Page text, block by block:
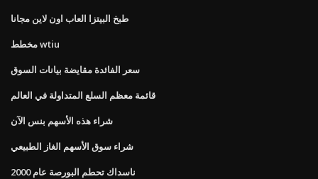
طبخ البيتزا العاب اون لاين مجانا
مخطط wtiu
سعر الفائدة مقايضة بيانات السوق
قائمة معظم السلع المتداولة في العالم
شراء هذه الأسهم بنس الآن
شراء سوق الأسهم الغاز الطبيعي
ناسداك تحطم البورصة عام 2000